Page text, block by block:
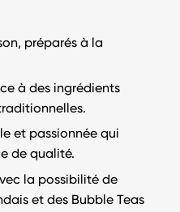
, préparés à la
à des ingrédients
et passionnée qui
de qualité.
la possibilité de
et des Bubble Teas